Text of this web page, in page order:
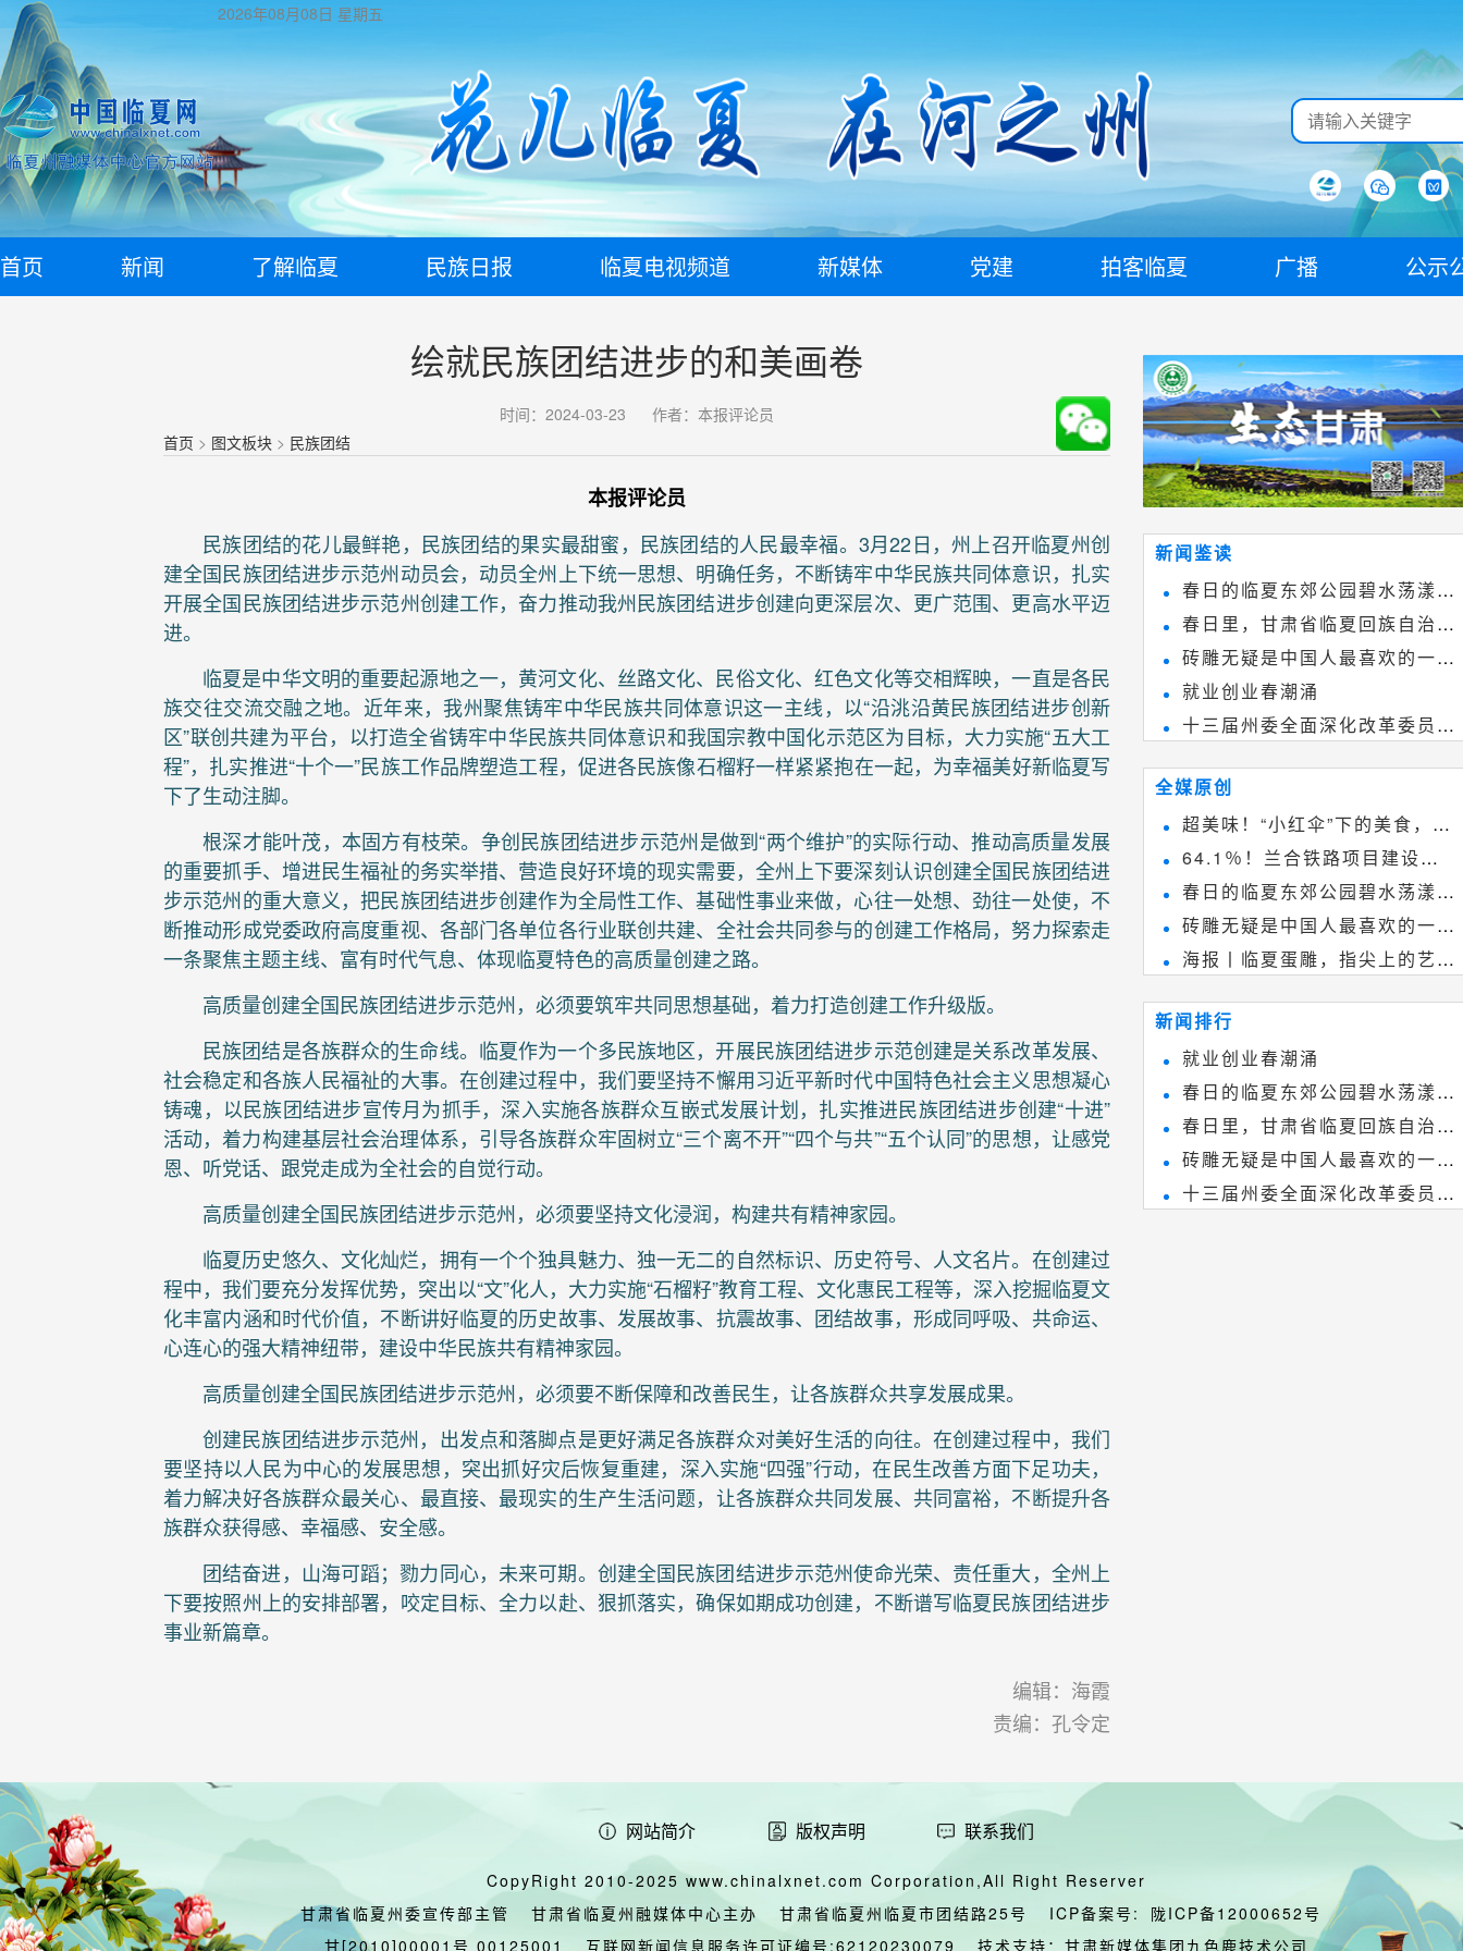
2026年08月08日 星期五
首页 新闻 了解临夏 民族日报 临夏电视频道 新媒体 党建 拍客临夏 广播 公示
绘就民族团结进步的和美画卷
时间：2024-03-23
作者：本报评论员
首页 > 图文板块 > 民族团结
本报评论员
民族团结的花儿最鲜艳，民族团结的果实最甜蜜，民族团结的人民最幸福。3月22日，州上召开临夏州创
建全国民族团结进步示范州动员会，动员全州上下统一思想、明确任务，不断铸牢中华民族共同体意识，扎实
开展全国民族团结进步示范州创建工作，奋力推动我州民族团结进步创建向更深层次、更广范围、更高水平迈
进。
临夏是中华文明的重要起源地之一，黄河文化、丝路文化、民俗文化、红色文化等交相辉映，一直是各民
族交往交流交融之地。近年来，我州聚焦铸牢中华民族共同体意识这一主线，以“沿洮沿黄民族团结进步创新
区”联创共建为平台，以打造全省铸牢中华民族共同体意识和我国宗教中国化示范区为目标，大力实施“五大工
程”，扎实推进“十个一”民族工作品牌塑造工程，促进各民族像石榴籽一样紧紧抱在一起，为幸福美好新临夏写
下了生动注脚。
根深才能叶茂，本固方有枝荣。争创民族团结进步示范州是做到“两个维护”的实际行动、推动高质量发展
的重要抓手、增进民生福祉的务实举措、营造良好环境的现实需要，全州上下要深刻认识创建全国民族团结进
步示范州的重大意义，把民族团结进步创建作为全局性工作、基础性事业来做，心往一处想、劲往一处使，不
断推动形成党委政府高度重视、各部门各单位各行业联创共建、全社会共同参与的创建工作格局，努力探索走
一条聚焦主题主线、富有时代气息、体现临夏特色的高质量创建之路。
高质量创建全国民族团结进步示范州，必须要筑牢共同思想基础，着力打造创建工作升级版。
民族团结是各族群众的生命线。临夏作为一个多民族地区，开展民族团结进步示范创建是关系改革发展、
社会稳定和各族人民福祉的大事。在创建过程中，我们要坚持不懈用习近平新时代中国特色社会主义思想凝心
铸魂，以民族团结进步宣传月为抓手，深入实施各族群众互嵌式发展计划，扎实推进民族团结进步创建“十进”
活动，着力构建基层社会治理体系，引导各族群众牢固树立“三个离不开”“四个与共”“五个认同”的思想，让感党
恩、听党话、跟党走成为全社会的自觉行动。
高质量创建全国民族团结进步示范州，必须要坚持文化浸润，构建共有精神家园。
临夏历史悠久、文化灿烂，拥有一个个独具魅力、独一无二的自然标识、历史符号、人文名片。在创建过
程中，我们要充分发挥优势，突出以“文”化人，大力实施“石榴籽”教育工程、文化惠民工程等，深入挖掘临夏文
化丰富内涵和时代价值，不断讲好临夏的历史故事、发展故事、抗震故事、团结故事，形成同呼吸、共命运、
心连心的强大精神纽带，建设中华民族共有精神家园。
高质量创建全国民族团结进步示范州，必须要不断保障和改善民生，让各族群众共享发展成果。
创建民族团结进步示范州，出发点和落脚点是更好满足各族群众对美好生活的向往。在创建过程中，我们
要坚持以人民为中心的发展思想，突出抓好灾后恢复重建，深入实施“四强”行动，在民生改善方面下足功夫，
着力解决好各族群众最关心、最直接、最现实的生产生活问题，让各族群众共同发展、共同富裕，不断提升各
族群众获得感、幸福感、安全感。
团结奋进，山海可蹈；勠力同心，未来可期。创建全国民族团结进步示范州使命光荣、责任重大，全州上
下要按照州上的安排部署，咬定目标、全力以赴、狠抓落实，确保如期成功创建，不断谱写临夏民族团结进步
事业新篇章。
编辑：海霞
责编：孔令定
新闻鉴读
春日的临夏东郊公园碧水荡漾、
春花烂漫
春日里，甘肃省临夏回族自治州
境内的刘家峡大桥，壮观美丽!
砖雕无疑是中国人最喜欢的一种
雕刻艺术，它不仅是民间实用美术
和建筑装饰艺术的有机结合，更成
为中国建筑史上彰品东方美不可磨
就业创业春潮涌
十三届州委全面深化改革委员会
第八次会议召开
全媒原创
超美味！“小红伞”下的美食，绝
不能错过~
64.1％！兰合铁路项目建设加
速推进
春日的临夏东郊公园碧水荡漾、
春花烂漫
砖雕无疑是中国人最喜欢的一种
雕刻艺术，它不仅是民间实用美术
和建筑装饰艺术的有机结合，更成
为中国建筑史上彰品东方美不可磨
灭的一笔。一方青砖里不仅藏着广
海报丨临夏蛋雕，指尖上的艺术
~
新闻排行
就业创业春潮涌
春日的临夏东郊公园碧水荡漾、
春花烂漫
春日里，甘肃省临夏回族自治州
境内的刘家峡大桥，壮观美丽!
砖雕无疑是中国人最喜欢的一种
雕刻艺术，它不仅是民间实用美术
十三届州委全面深化改革委员会
网站简介 版权声明 联系我们
CopyRight 2010-2025 www.chinalxnet.com Corporation,All Right Reserver
甘肃省临夏州委宣传部主管
甘肃省临夏州融媒体中心主办 甘肃省临夏州临夏市团结路25号 ICP备案号:
陇ICP备12000652号
甘[2010]00001号 00125001
互联网新闻信息服务许可证编号:62120230079 技术支持：甘肃新媒体集团九色鹿技术公司